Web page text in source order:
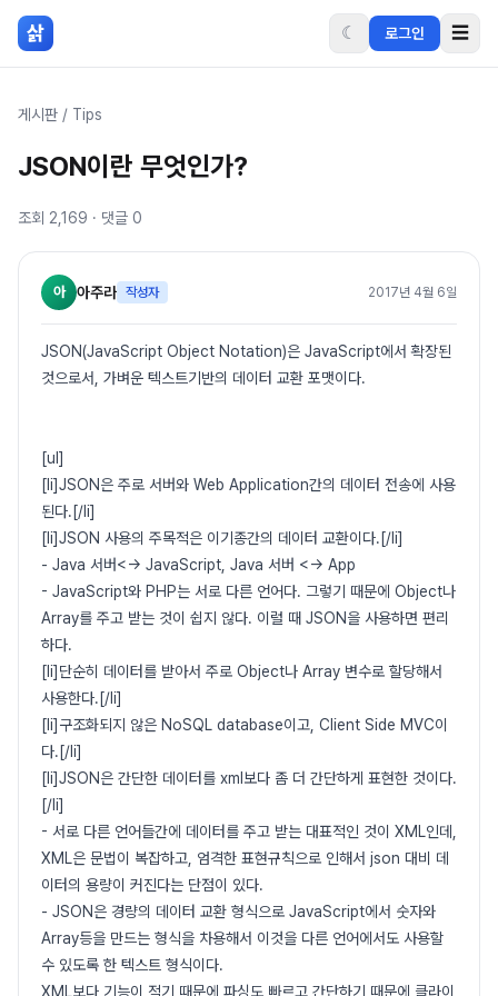
본문 바로가기
삵 ☾ 로그인 ☰
게시판 / Tips
JSON이란 무엇인가?
조회 2,169 · 댓글 0
아 아주라 작성자 2017년 4월 6일
JSON(JavaScript Object Notation)은 JavaScript에서 확장된
것으로서, 가벼운 텍스트기반의 데이터 교환 포맷이다.
[ul]
[li]JSON은 주로 서버와 Web Application간의 데이터 전송에 사용
된다.[/li]
[li]JSON 사용의 주목적은 이기종간의 데이터 교환이다.[/li]
- Java 서버<-> JavaScript, Java 서버 <-> App
- JavaScript와 PHP는 서로 다른 언어다. 그렇기 때문에 Object나
Array를 주고 받는 것이 쉽지 않다. 이럴 때 JSON을 사용하면 편리
하다.
[li]단순히 데이터를 받아서 주로 Object나 Array 변수로 할당해서
사용한다.[/li]
[li]구조화되지 않은 NoSQL database이고, Client Side MVC이
다.[/li]
[li]JSON은 간단한 데이터를 xml보다 좀 더 간단하게 표현한 것이다.
[/li]
- 서로 다른 언어들간에 데이터를 주고 받는 대표적인 것이 XML인데,
XML은 문법이 복잡하고, 엄격한 표현규칙으로 인해서 json 대비 데
이터의 용량이 커진다는 단점이 있다.
- JSON은 경량의 데이터 교환 형식으로 JavaScript에서 숫자와
Array등을 만드는 형식을 차용해서 이것을 다른 언어에서도 사용할
수 있도록 한 텍스트 형식이다.
XML보다 기능이 적기 때문에 파싱도 빠르고 간단하기 때문에 클라이